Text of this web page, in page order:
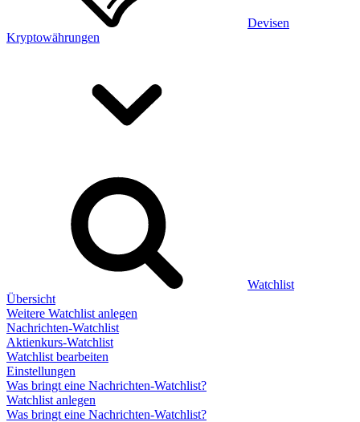
Devisen
Kryptowährungen
Watchlist
Übersicht
Weitere Watchlist anlegen
Nachrichten-Watchlist
Aktienkurs-Watchlist
Watchlist bearbeiten
Einstellungen
Was bringt eine Nachrichten-Watchlist?
Watchlist anlegen
Was bringt eine Nachrichten-Watchlist?